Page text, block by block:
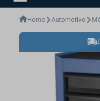
Home Automotivo